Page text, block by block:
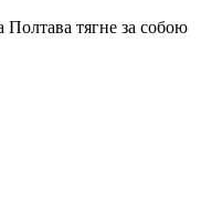
Полтава тягне за собою